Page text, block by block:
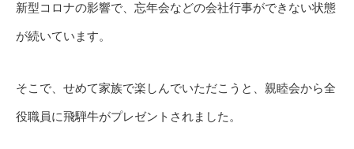
新型コロナの影響で、忘年会などの会社行事ができない状態
が続いています。
そこで、せめて家族で楽しんでいただこうと、親睦会から全
役職員に飛騨牛がプレゼントされました。